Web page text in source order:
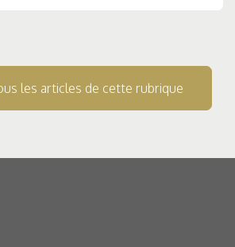
les articles de cette rubrique